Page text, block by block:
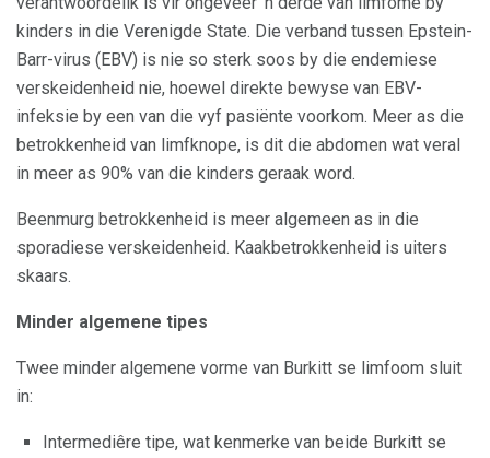
kinders in die Verenigde State. Die verband tussen Epstein-
Barr-virus (EBV) is nie so sterk soos by die endemiese
verskeidenheid nie, hoewel direkte bewyse van EBV-
infeksie by een van die vyf pasiënte voorkom. Meer as die
betrokkenheid van limfknope, is dit die abdomen wat veral
in meer as 90% van die kinders geraak word.
Beenmurg betrokkenheid is meer algemeen as in die
sporadiese verskeidenheid. Kaakbetrokkenheid is uiters
skaars.
Minder algemene tipes
Twee minder algemene vorme van Burkitt se limfoom sluit
in:
Intermediêre tipe, wat kenmerke van beide Burkitt se